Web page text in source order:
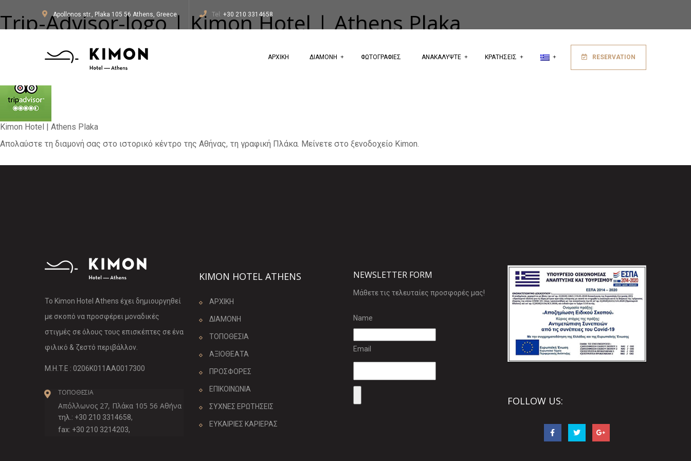
Apollonos str., Plaka 105 56 Athens, Greece Tel: +30 210 3314658
ΑΡΧΙΚΗ ΔΙΑΜΟΝΗ ΦΩΤΟΓΡΑΦΙΕΣ ΑΝΑΚΑΛΥΨΤΕ ΚΡΑΤΗΣΕΙΣ RESERVATION
Trip-Advisor-logo | Kimon Hotel | Athens Plaka
100 × 100 ΑΡΧΙΚΗ
Kimon Hotel | Athens Plaka
Απολαύστε τη διαμονή σας στο ιστορικό κέντρο της Αθήνας, τη γραφική Πλάκα. Μείνετε στο ξενοδοχείο Kimon.
Το Kimon Hotel Athens έχει δημιουργηθεί
με σκοπό να προσφέρει μοναδικές
στιγμές σε όλους τους επισκέπτες σε ένα
φιλικό & ζεστό περιβάλλον.
M.H.T.E : 0206K011AA0017300
ΤΟΠΟΘΕΣΙΑ
Απόλλωνος 27, Πλάκα 105 56 Αθήνα
τηλ.: +30 210 3314658,
fax: +30 210 3214203,
KIMON HOTEL ATHENS
ΑΡΧΙΚΗ
ΔΙΑΜΟΝΗ
ΤΟΠΟΘΕΣΙΑ
ΑΞΙΟΘΕΑΤΑ
ΠΡΟΣΦΟΡΕΣ
ΕΠΙΚΟΙΝΩΝΙΑ
ΣΥΧΝΕΣ ΕΡΩΤΗΣΕΙΣ
ΕΥΚΑΙΡΙΕΣ ΚΑΡΙΕΡΑΣ
NEWSLETTER FORM
Μάθετε τις τελευταίες προσφορές μας!
Name
Email
FOLLOW US: